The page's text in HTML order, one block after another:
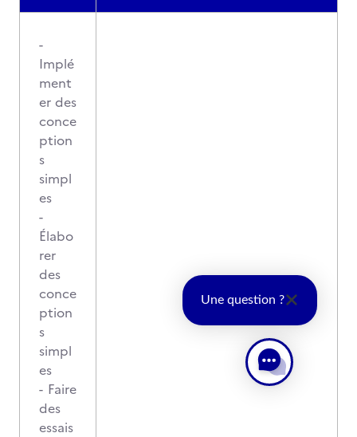
-
Implé
ment
er des
conce
ption
s
simpl
es
-
Élabo
rer
des
conce
ption
s
simpl
es
- Faire
des
essais
Une question ?